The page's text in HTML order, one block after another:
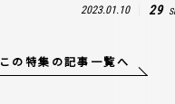
2023.01.10 29
この特集の記事一覧へ